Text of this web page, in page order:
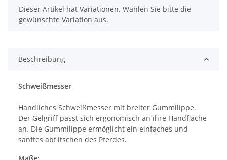
x
Dieser Artikel hat Variationen. Wählen Sie bitte die
gewünschte Variation aus.
Beschreibung
Schweißmesser
Handliches Schweißmesser mit breiter Gummilippe.
Der Gelgriff passt sich ergonomisch an ihre Handfläche
an. Die Gummilippe ermöglicht ein einfaches und
sanftes abflitschen des Pferdes.